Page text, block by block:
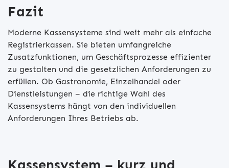
Fazit
Moderne Kassensysteme sind weit mehr als einfache
Registrierkassen. Sie bieten umfangreiche
Zusatzfunktionen, um Geschäftsprozesse effizienter
zu gestalten und die gesetzlichen Anforderungen zu
erfüllen. Ob Gastronomie, Einzelhandel oder
Dienstleistungen – die richtige Wahl des
Kassensystems hängt von den individuellen
Anforderungen Ihres Betriebs ab.